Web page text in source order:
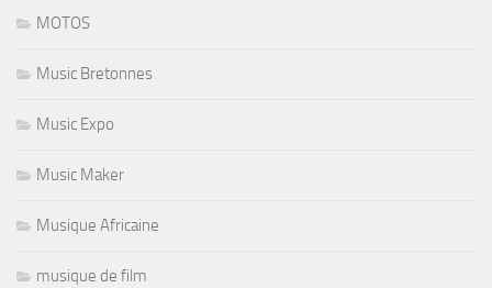
MOTOS
Music Bretonnes
Music Expo
Music Maker
Musique Africaine
musique de film